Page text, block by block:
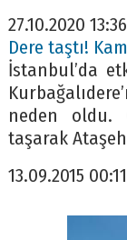
27.10.2020
Dere taştı!
İstanbul’da
neden oldu.
taşarak
13.09.2015